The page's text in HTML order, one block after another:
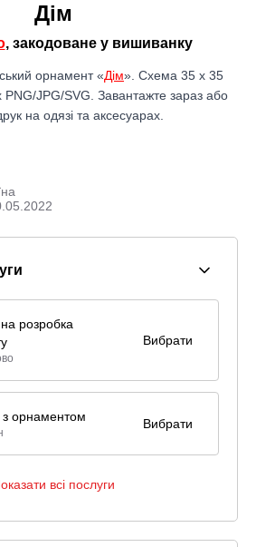
Дім
, закодоване у вишиванку
орнамент «Дім». Схема 35 x 35
PNG/JPG/SVG. Завантажте зараз або
на одязі та аксесуарах.
розробка
Вибрати
орнаментом Вибрати
всі послуги